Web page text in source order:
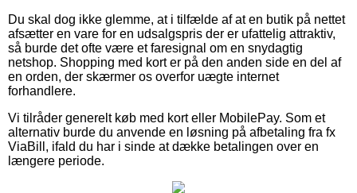
Du skal dog ikke glemme, at i tilfælde af at en butik på nettet
afsætter en vare for en udsalgspris der er ufattelig attraktiv,
så burde det ofte være et faresignal om en snydagtig
netshop. Shopping med kort er på den anden side en del af
en orden, der skærmer os overfor uægte internet
forhandlere.
Vi tilråder generelt køb med kort eller MobilePay. Som et
alternativ burde du anvende en løsning på afbetaling fra fx
ViaBill, ifald du har i sinde at dække betalingen over en
længere periode.